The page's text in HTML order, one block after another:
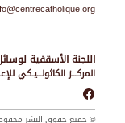
اللجنة الأسقفية
المركـــز الكاثولـــيـكي
© جميع حقوق النشر